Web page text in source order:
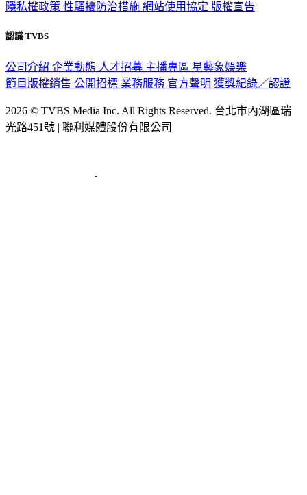
隱私權政策 性騷擾防治措施 網站使用協定 版權宣告
認識 TVBS
公司介紹 企業動態 人才招募 主播專區 星藝象娛樂
節目版權銷售 公開招標 業務服務 官方聲明 獲獎紀錄／認證
2026 © TVBS Media Inc. All Rights Reserved. 台北市內湖區瑞
光路451號 | 聯利媒體股份有限公司